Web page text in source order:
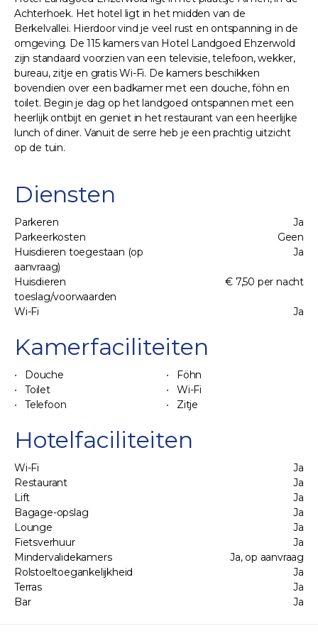
hersteld.
wandeling biedt je
een heerlijke mix
natuur, cultuur en
gezelligheid.
Achterhoek. Het hotel ligt in het midden van de
Berkelvallei. Hierdoor vind je veel rust en ontspanning in de
omgeving. De 115 kamers van Hotel Landgoed Ehzerwold
zijn standaard voorzien van een televisie, telefoon, wekker,
bureau, zitje en gratis Wi-Fi. De kamers beschikken
bovendien over een badkamer met een douche, föhn en
toilet. Begin je dag op het landgoed ontspannen met een
heerlijk ontbijt en geniet in het restaurant van een heerlijke
lunch of diner. Vanuit de serre heb je een prachtig uitzicht
op de tuin.
Diensten
Parkeren
Ja
Parkeerkosten
Geen
Huisdieren toegestaan (op
aanvraag)
Ja
Huisdieren
toeslag/voorwaarden
€ 7,50 per nacht
Wi-Fi Ja
Kamerfaciliteiten
Douche
Föhn
Toilet
Wi-Fi
Telefoon
Zitje
Hotelfaciliteiten
Wi-Fi
Ja
Restaurant
Ja
Lift
Ja
Bagage-opslag
Ja
Lounge
Ja
Fietsverhuur
Ja
Mindervalidekamers
Ja, op aanvraag
Rolstoeltoegankelijkheid
Ja
Terras
Ja
Bar
Ja